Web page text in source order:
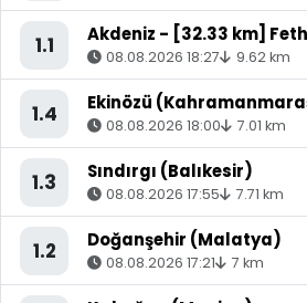
1.1 Akdeniz - [32.33 km]
08.08.2026 18:27 9.62 km
1.4 Ekinözü
08.08.2026 18:00 7.01 km
1.3 Sındırgı (Balıkesir)
08.08.2026 17:55 7.71 km
1.2 Doğanşehir (Malatya)
08.08.2026 17:21 7 km